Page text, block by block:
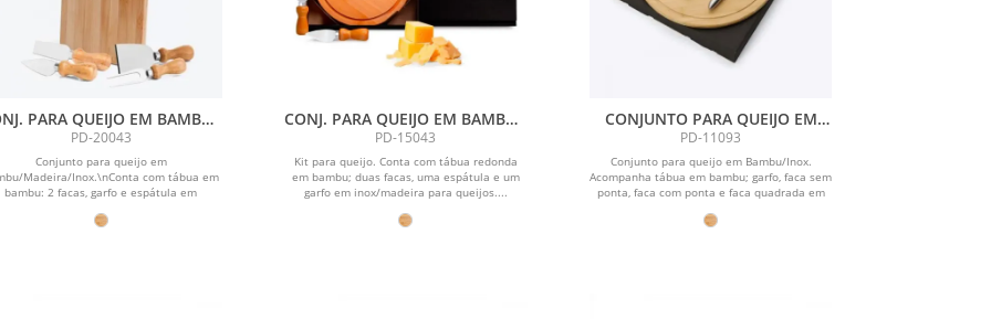
PARA QUEIJO EM BAMBU /
MADEIRA / INOX OREGON - 5
PÇS
PD-20043
Conjunto para queijo em
Madeira/Inox.\nConta com tábua em
bambu: 2 facas, garfo e espátula em
CONJ. PARA QUEIJO EM BAMBU /
MADEIRA / INOX - 5 PÇS
PD-15043
Kit para queijo. Conta com tábua redonda
em bambu; duas facas, uma espátula e um
garfo em inox/madeira para queijos....
CONJUNTO PARA QUEIJO EM
BAMBU / INOX - 5 PÇS
PD-11093
Conjunto para queijo em Bambu/Inox.
Acompanha tábua em bambu; garfo, faca sem
ponta, faca com ponta e faca quadrada em